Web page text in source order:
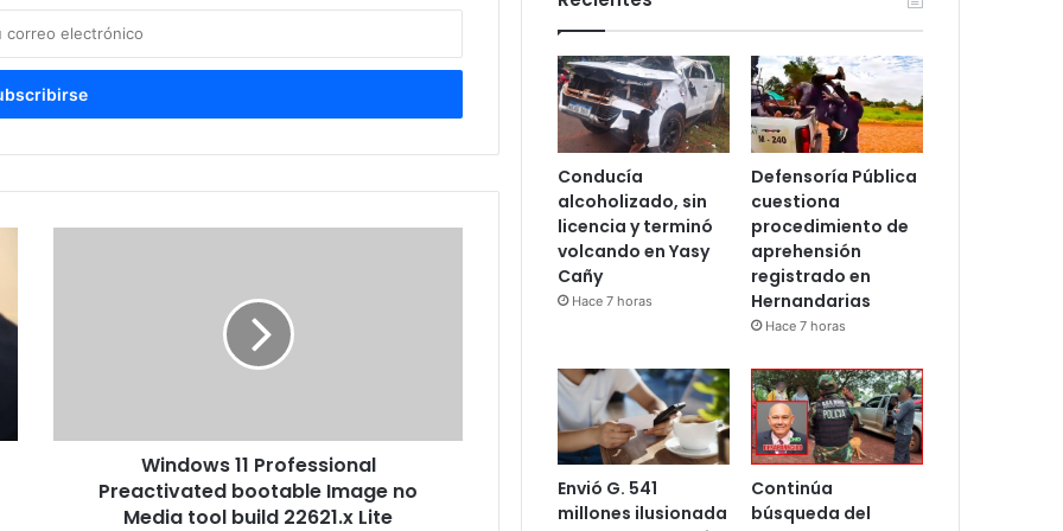
Windows 11 Professional
Preactivated bootable Image no
Media tool build 22621.x Lite
Conducía
alcoholizado, sin
licencia y terminó
volcando en Yasy
Cañy
Hace 7 horas
Defensoría Pública
cuestiona
procedimiento de
aprehensión
registrado en
Hernandarias
Hace 7 horas
Envió G. 541
millones ilusionada
Continúa
búsqueda del